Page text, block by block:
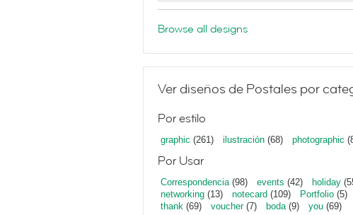
Browse all designs
Ver diseños de Postales por
Por estilo
graphic (261) ilustración (68) photographic
Por Usar
Correspondencia(98) events (42) holiday
networking (13) notecard (109) Portfolio (5)
thank (69) voucher(7) boda(9) you (69)